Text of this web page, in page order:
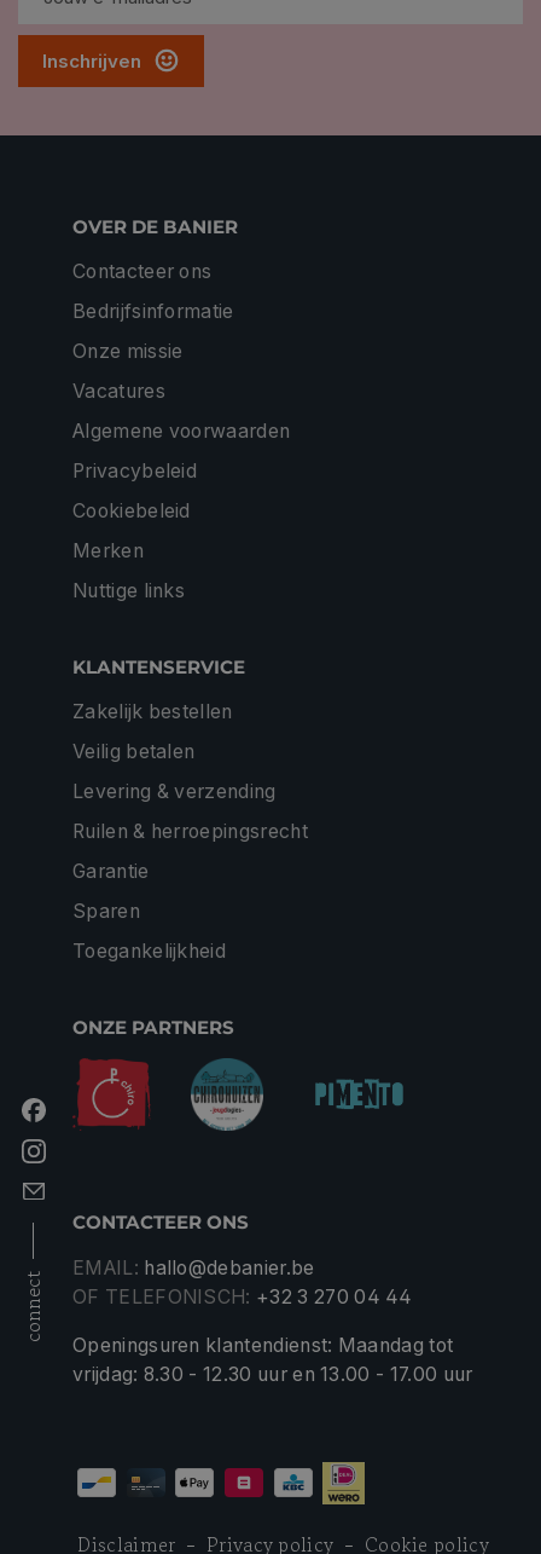
Inschrijven
connect
OVER DE BANIER
Contacteer ons
Bedrijfsinformatie
Onze missie
Vacatures
Algemene voorwaarden
Privacybeleid
Cookiebeleid
Merken
Nuttige links
KLANTENSERVICE
Zakelijk bestellen
Veilig betalen
Levering & verzending
Ruilen & herroepingsrecht
Garantie
Sparen
Toegankelijkheid
ONZE PARTNERS
CONTACTEER ONS
EMAIL: hallo@debanier.be
OF TELEFONISCH: +32 3 270 04 44
Openingsuren klantendienst: Maandag tot
vrijdag: 8.30 - 12.30 uur en 13.00 - 17.00 uur
Disclaimer Privacy policy Cookie policy